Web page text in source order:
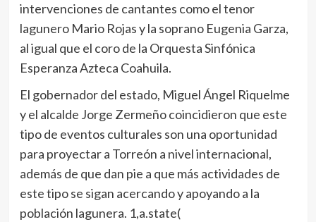
intervenciones de cantantes como el tenor
lagunero Mario Rojas y la soprano Eugenia Garza,
al igual que el coro de la Orquesta Sinfónica
Esperanza Azteca Coahuila.
El gobernador del estado, Miguel Ángel Riquelme
y el alcalde Jorge Zermeño coincidieron que este
tipo de eventos culturales son una oportunidad
para proyectar a Torreón a nivel internacional,
además de que dan pie a que más actividades de
este tipo se sigan acercando y apoyando a la
población lagunera. 1,a.state(